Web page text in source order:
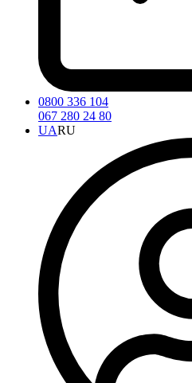
0800 336 104
067 280 24 80
UARU